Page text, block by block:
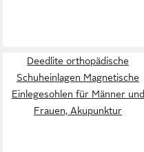
Deedlite orthopädische
Schuheinlagen Magnetische
Einlegesohlen für Männer und
Frauen, Akupunktur